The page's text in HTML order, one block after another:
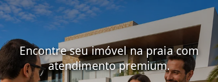
Encontre seu imóvel na praia com
atendimento premium.